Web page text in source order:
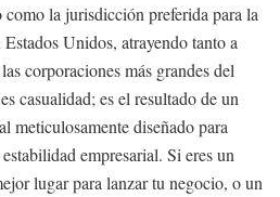
la jurisdicción preferida para la
Unidos, atrayendo tanto a
corporaciones más grandes del
casualidad; es el resultado de un
meticulosamente diseñado para
empresarial. Si eres un
lugar para lanzar tu negocio, o un